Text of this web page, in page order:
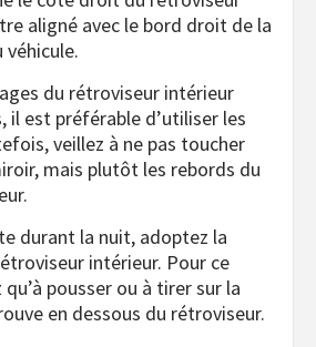
aligné avec le bord droit de la
du rétroviseur intérieur
il est préférable d’utiliser les
veillez à ne pas toucher
mais plutôt les rebords du
durant la nuit, adoptez la
intérieur. Pour ce
qu’à pousser ou à tirer sur la
en dessous du rétroviseur.